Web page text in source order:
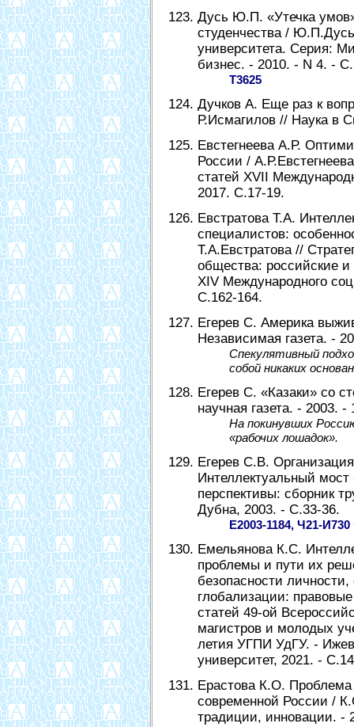
Дусь Ю.П. «Утечка
студенчества /
университета. Серия:
бизнес. - 2010. - N 4. -
Т3625
Дучков А. Еще раз к
Р.Исмагилов // Наука в
Евстегнеева А.Р.
России /
статей XVII
2017. С.17-19.
Евстратова Т.А.
специалистов:
Т.А.Евстратова //
общества: российские
XIV Международного
С.162-164.
Егерев С. Америка
Независимая газета. -
Спекулятивный
собой никаких
Егерев С. «Казаки» со
научная газета. - 2003.
На покинувших
«рабочих лошадок».
Егерев С.В.
Интеллектуальный
перспективы: сборник
Дубна, 2003. - С.33-36.
Е2003-1184, Ч21-И730
Емельянова К.С.
проблемы и пути их
безопасности
глобализации:
статей 49-ой
магистров и молодых
летия УГПИ УдГУ. -
университет, 2021. -
Ерастова К.О. Проблема
современной России /
традиции, инновации. -